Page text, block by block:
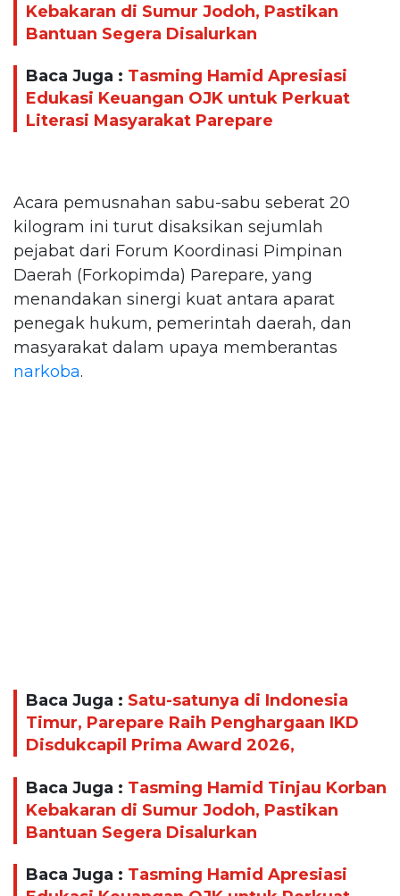
Kebakaran di Sumur Jodoh, Pastikan
Bantuan Segera Disalurkan
Baca Juga : Tasming Hamid Apresiasi
Edukasi Keuangan OJK untuk Perkuat
Literasi Masyarakat Parepare
Acara pemusnahan sabu-sabu seberat 20
kilogram ini turut disaksikan sejumlah
pejabat dari Forum Koordinasi Pimpinan
Daerah (Forkopimda) Parepare, yang
menandakan sinergi kuat antara aparat
penegak hukum, pemerintah daerah, dan
masyarakat dalam upaya memberantas
narkoba.
Baca Juga : Satu-satunya di Indonesia
Timur, Parepare Raih Penghargaan IKD
Disdukcapil Prima Award 2026,
Baca Juga : Tasming Hamid Tinjau Korban
Kebakaran di Sumur Jodoh, Pastikan
Bantuan Segera Disalurkan
Baca Juga : Tasming Hamid Apresiasi